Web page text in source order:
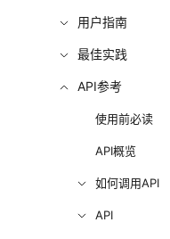
用户指南
最佳实践
API参考
使用前必读
API概览
如何调用API
API